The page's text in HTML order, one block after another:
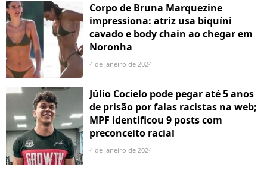
Corpo de Bruna Marquezine
impressiona: atriz usa biquíni
cavado e body chain ao chegar em
Noronha
4 de janeiro de 2024
Júlio Cocielo pode pegar até 5 anos
de prisão por falas racistas na web;
MPF identificou 9 posts com
preconceito racial
4 de janeiro de 2024